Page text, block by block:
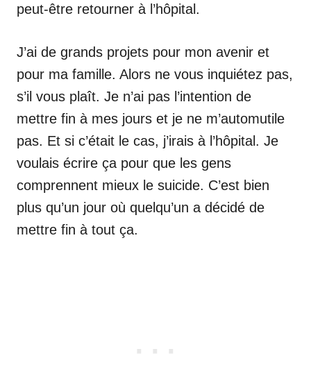
peut-être retourner à l’hôpital.
J’ai de grands projets pour mon avenir et
pour ma famille. Alors ne vous inquiétez pas,
s’il vous plaît. Je n’ai pas l’intention de
mettre fin à mes jours et je ne m’automutile
pas. Et si c’était le cas, j’irais à l’hôpital. Je
voulais écrire ça pour que les gens
comprennent mieux le suicide. C’est bien
plus qu’un jour où quelqu’un a décidé de
mettre fin à tout ça.